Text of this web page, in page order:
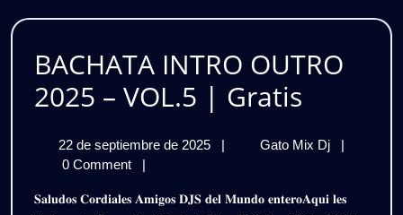
BACHATA INTRO OUTRO
2025 – VOL.5 | Gratis
OUTRO
2025
22 de septiembre de 2025
22
de
| Gato Mix Dj
BACHATA
2025
|
0 Comment
|
𝐒𝐚𝐥𝐮𝐝𝐨𝐬 𝐂𝐨𝐫𝐝𝐢𝐚𝐥𝐞𝐬 𝐀𝐦𝐢𝐠𝐨𝐬 𝐃𝐉𝐒 𝐝𝐞𝐥 𝐌𝐮𝐧𝐝𝐨 𝐞𝐧𝐭𝐞𝐫𝐨𝐀𝐪𝐮𝐢 𝐥𝐞𝐬